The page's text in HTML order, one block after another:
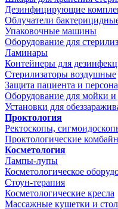
Дезинфицирующие
Облучатели
Упаковочные машины
Оборудование для
Ламинары
Контейнеры для
Стерилизаторы воздушные
Защита пациента и
Оборудование для мойки
Установки для
Проктология
Ректоскопы,
Проктологические
Косметология
Лампы-лупы
Косметологическое
Стоун-терапия
Косметологические кресла
Массажные кушетки и